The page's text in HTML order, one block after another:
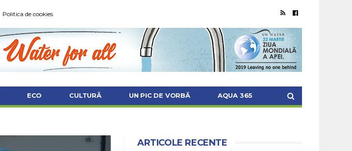
Politica de cookies
ECO CULTURĂ UN PIC DE VORBĂ AQUA 365
ARTICOLE RECENTE